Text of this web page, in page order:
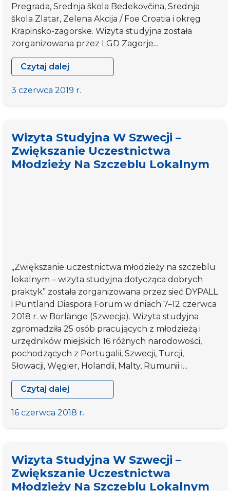
Pregrada, Srednja škola Bedekovčina, Srednja
škola Zlatar, Zelena Akcija / Foe Croatia i okręg
Krapinsko-zagorske. Wizyta studyjna została
zorganizowana przez LGD Zagorje...
Czytaj dalej
Wizyta
studyjna
dzisiaj”
3 czerwca 2019 r.
Wizyta Studyjna W Szwecji –
Zwiększanie Uczestnictwa
Młodzieży Na Szczeblu Lokalnym
„Zwiększanie uczestnictwa młodzieży na szczeblu
lokalnym – wizyta studyjna dotycząca dobrych
praktyk” została zorganizowana przez sieć DYPALL
i Puntland Diaspora Forum w dniach 7–12 czerwca
2018 r. w Borlänge (Szwecja). Wizyta studyjna
zgromadziła 25 osób pracujących z młodzieżą i
urzędników miejskich 16 różnych narodowości,
pochodzących z Portugalii, Szwecji, Turcji,
Słowacji, Węgier, Holandii, Malty, Rumunii i...
Czytaj dalej
Wizyta
studyjna
zwiększanie
uczestnictwa
młodzieży
16 czerwca 2018 r.
Wizyta Studyjna W Szwecji –
Zwiększanie Uczestnictwa
Młodzieży Na Szczeblu Lokalnym